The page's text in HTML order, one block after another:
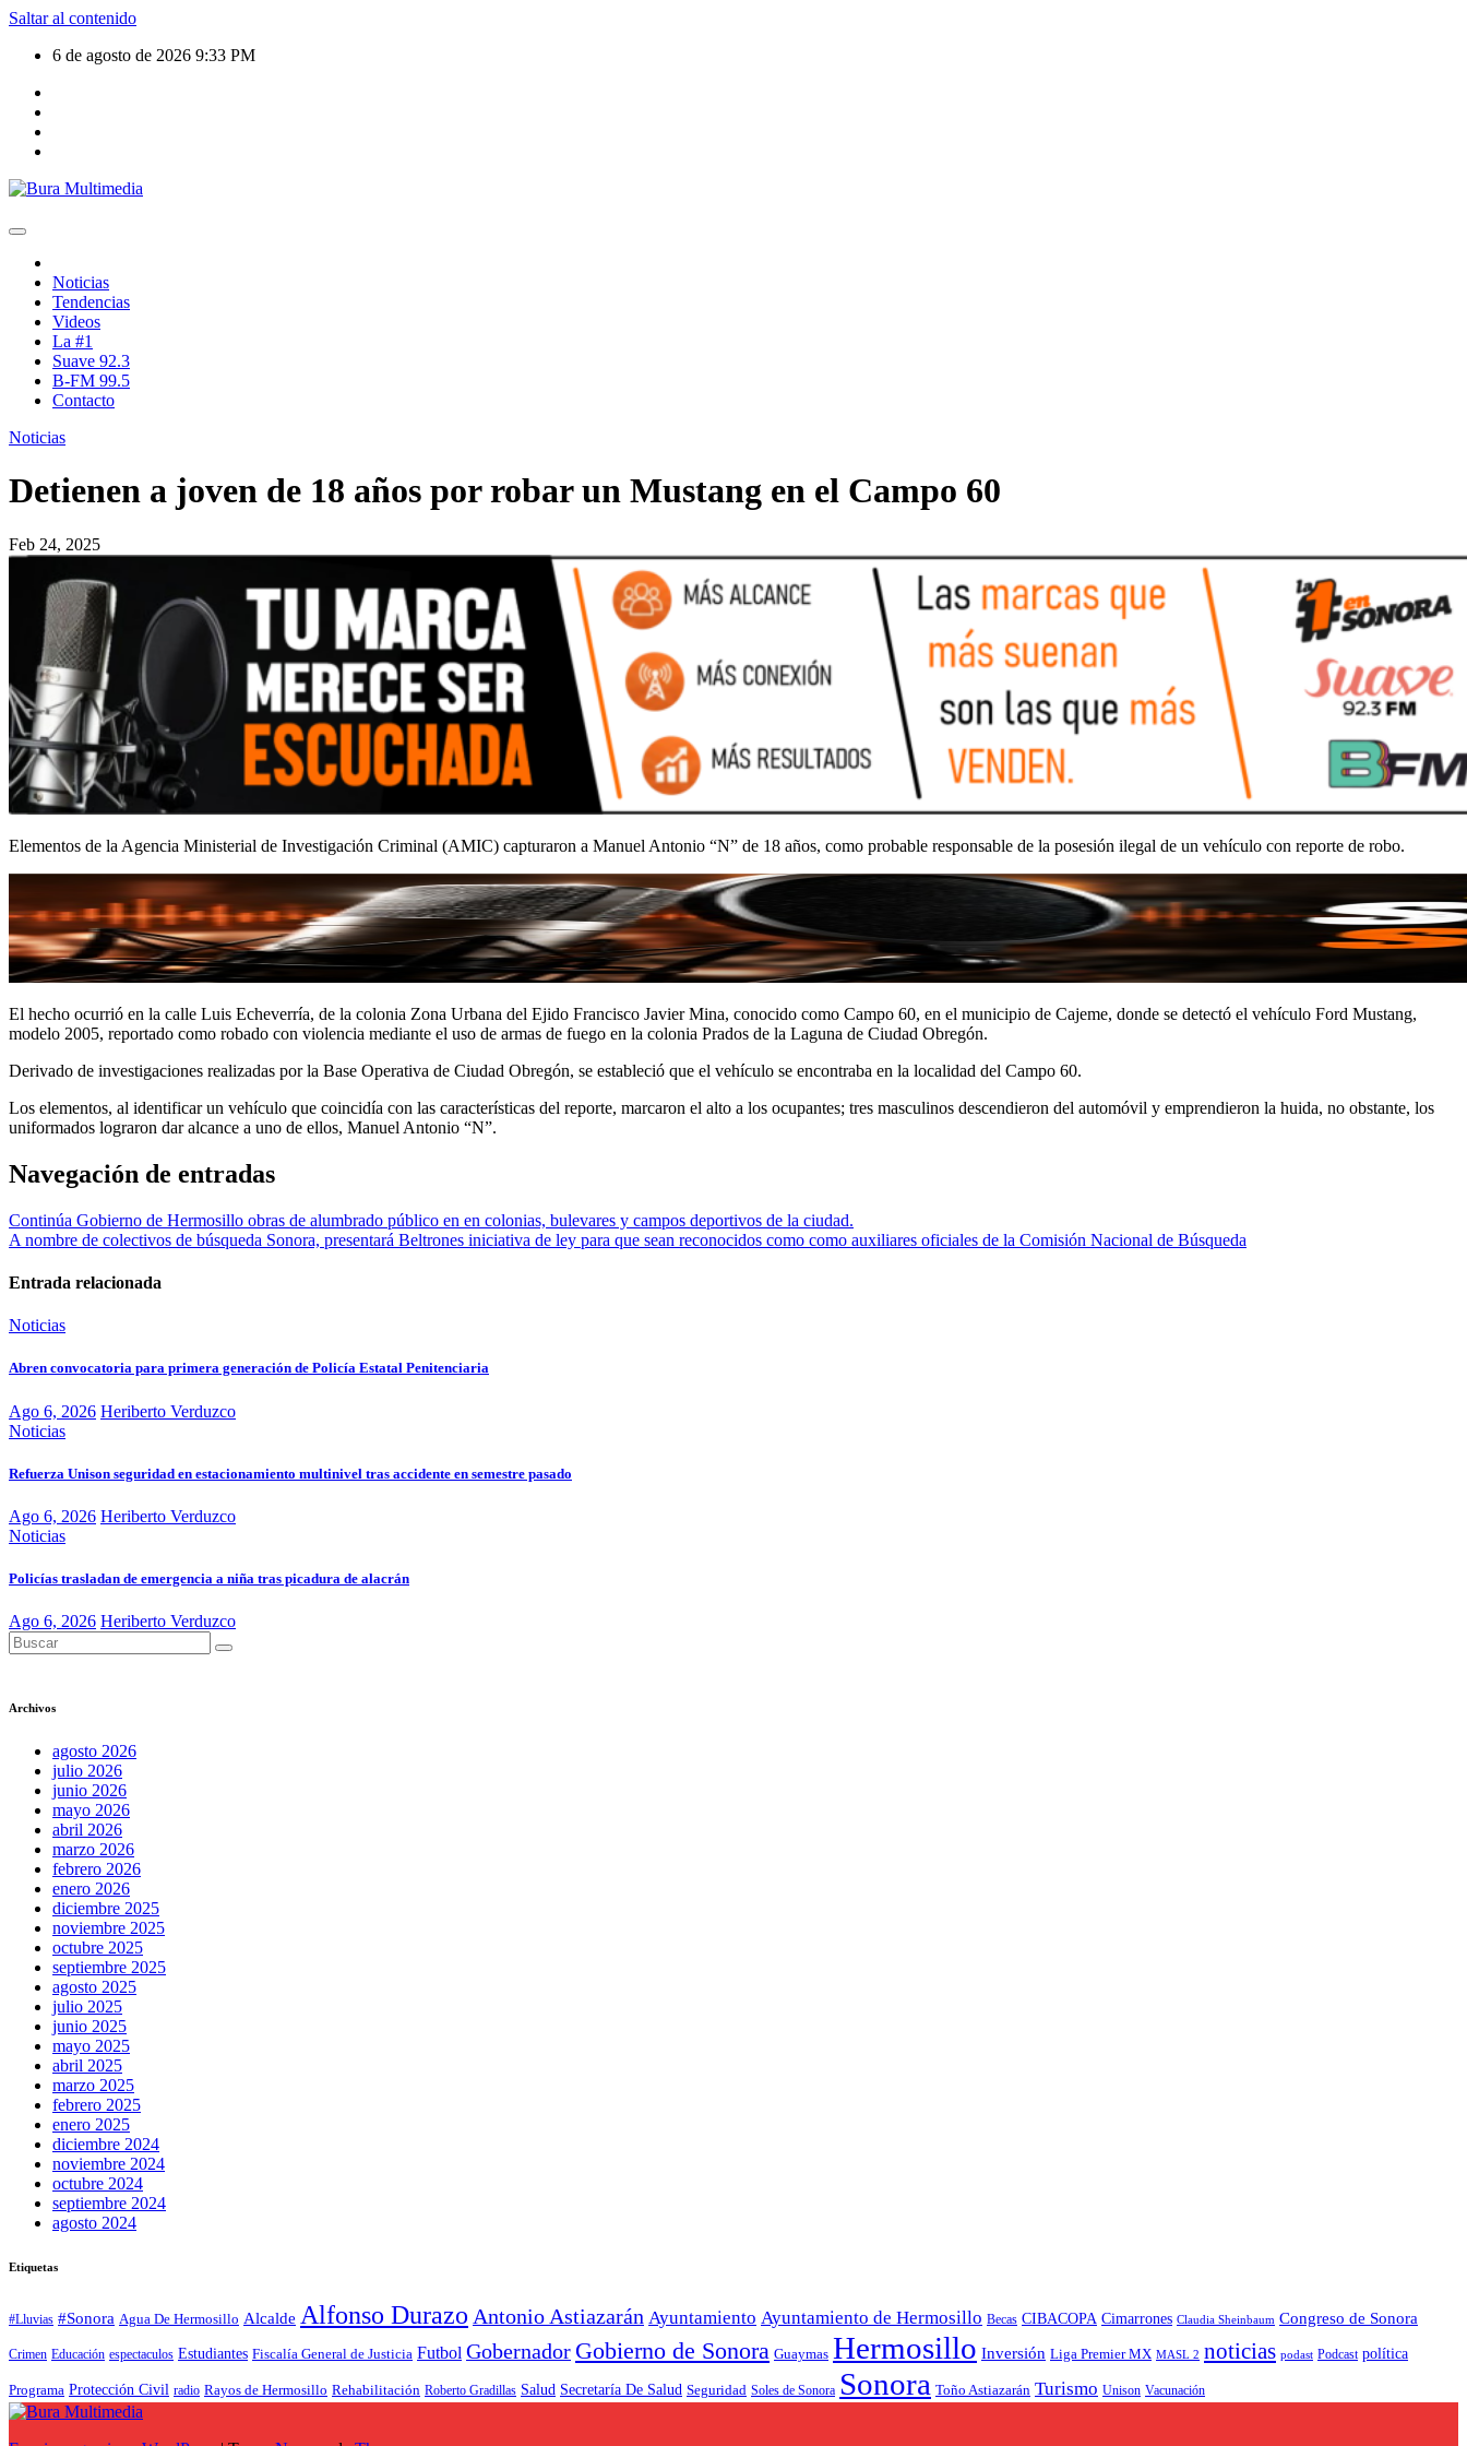
Saltar al contenido
6 de agosto de 2026 9:33 PM
Noticias
Tendencias
Videos
La #1
Suave 92.3
B-FM 99.5
Contacto
Noticias
Detienen a joven de 18 años por robar un Mustang en el Campo 60
Feb 24, 2025
Elementos de la Agencia Ministerial de Investigación Criminal (AMIC) capturaron a Manuel Antonio “N” de 18 años, como probable responsable de la posesión ilegal de un vehículo con reporte de robo.
El hecho ocurrió en la calle Luis Echeverría, de la colonia Zona Urbana del Ejido Francisco Javier Mina, conocido como Campo 60, en el municipio de Cajeme, donde se detectó el vehículo Ford Mustang,
modelo 2005, reportado como robado con violencia mediante el uso de armas de fuego en la colonia Prados de la Laguna de Ciudad Obregón.
Derivado de investigaciones realizadas por la Base Operativa de Ciudad Obregón, se estableció que el vehículo se encontraba en la localidad del Campo 60.
Los elementos, al identificar un vehículo que coincidía con las características del reporte, marcaron el alto a los ocupantes; tres masculinos descendieron del automóvil y emprendieron la huida, no obstante, los
uniformados lograron dar alcance a uno de ellos, Manuel Antonio “N”.
Navegación de entradas
Continúa Gobierno de Hermosillo obras de alumbrado público en en colonias, bulevares y campos deportivos de la ciudad.
A nombre de colectivos de búsqueda Sonora, presentará Beltrones iniciativa de ley para que sean reconocidos como como auxiliares oficiales de la Comisión Nacional de Búsqueda
Entrada relacionada
Noticias
Abren convocatoria para primera generación de Policía Estatal Penitenciaria
Ago 6, 2026 Heriberto Verduzco
Noticias
Refuerza Unison seguridad en estacionamiento multinivel tras accidente en semestre pasado
Ago 6, 2026 Heriberto Verduzco
Noticias
Policías trasladan de emergencia a niña tras picadura de alacrán
Ago 6, 2026 Heriberto Verduzco
Archivos
agosto 2026
julio 2026
junio 2026
mayo 2026
abril 2026
marzo 2026
febrero 2026
enero 2026
diciembre 2025
noviembre 2025
octubre 2025
septiembre 2025
agosto 2025
julio 2025
junio 2025
mayo 2025
abril 2025
marzo 2025
febrero 2025
enero 2025
diciembre 2024
noviembre 2024
octubre 2024
septiembre 2024
agosto 2024
Etiquetas
#Lluvias #Sonora Agua De Hermosillo Alcalde Alfonso Durazo Antonio Astiazarán Ayuntamiento Ayuntamiento de Hermosillo Becas CIBACOPA Cimarrones Claudia Sheinbaum Congreso de Sonora
Crimen Educación espectaculos Estudiantes Fiscalía General de Justicia Futbol Gobernador Gobierno de Sonora Guaymas Hermosillo Inversión Liga Premier MX MASL 2 noticias podast Podcast política
Programa Protección Civil radio Rayos de Hermosillo Rehabilitación Roberto Gradillas Salud Secretaría De Salud Seguridad Soles de Sonora Sonora Toño Astiazarán Turismo Unison Vacunación